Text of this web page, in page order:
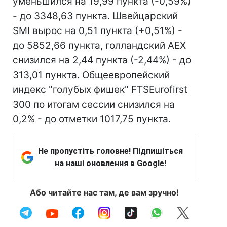
- до 3348,63 пункта. Швейцарский
SMI вырос на 0,51 пункта (+0,51%) -
до 5852,66 пункта, голландский AEX
снизился на 2,44 пункта (-2,44%) - до
313,01 пункта. Общеевропейский
индекс "голубых фишек" FTSEurofirst
300 по итогам сессии снизился на
0,2% - до отметки 1017,75 пункта.
Не пропустіть головне! Підпишіться
на наші оновлення в Google!
Або читайте нас там, де вам зручно!